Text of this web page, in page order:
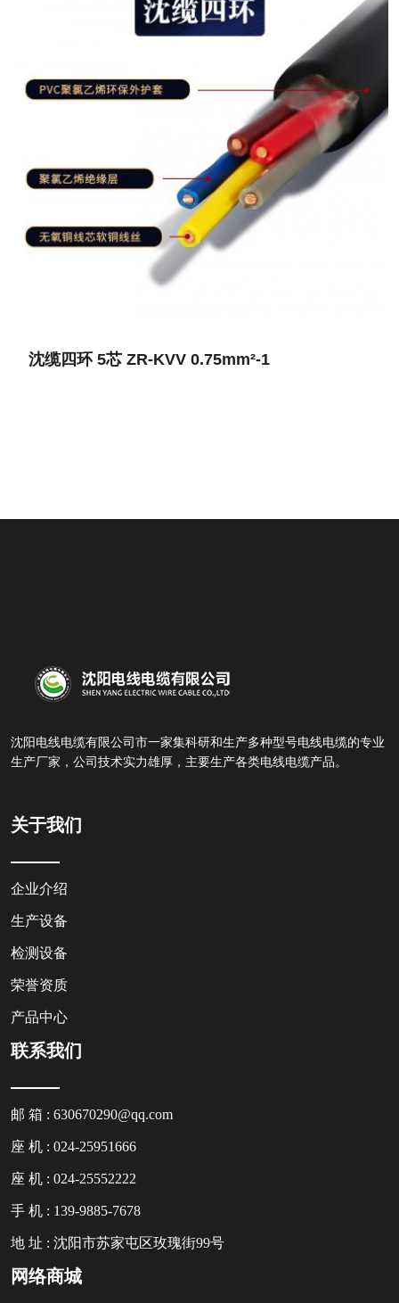
沈缆四环 5芯 ZR-KVV 0.75mm²-1
沈阳电线电缆有限公司市一家集科研和生产多种型号电线电缆的专业
生产厂家，公司技术实力雄厚，主要生产各类电线电缆产品。
关于我们
企业介绍
生产设备
检测设备
荣誉资质
产品中心
联系我们
邮 箱 : 630670290@qq.com
座 机 : 024-25951666
座 机 : 024-25552222
手 机 : 139-9885-7678
地 址 : 沈阳市苏家屯区玫瑰街99号
网络商城